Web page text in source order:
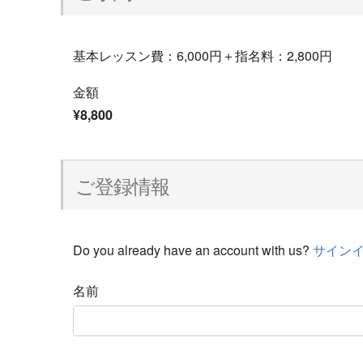
基本レッスン費：6,000円＋指名料：2,800円
金額
¥8,800
ご登録情報
Do you already have an account with us? サイン
名前